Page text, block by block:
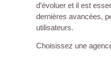
d’évoluer et il est
dernières avancées,
utilisateurs.
Choisissez une